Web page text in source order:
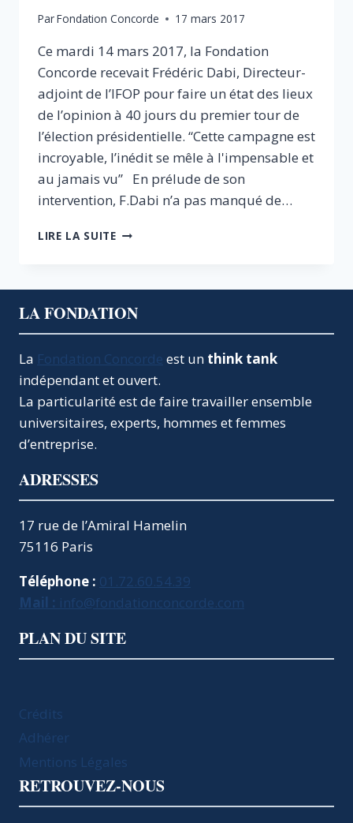
ParFondation Concorde 17 mars 2017
Ce mardi 14 mars 2017, la Fondation
Concorde recevait Frédéric Dabi, Directeur-
adjoint de l’IFOP pour faire un état des lieux
de l’opinion à 40 jours du premier tour de
l’élection présidentielle. “Cette campagne est
incroyable, l’inédit se mêle à l'impensable et
au jamais vu” En prélude de son
intervention, F.Dabi n’a pas manqué de…
LIRE LA SUITEL’ETAT
JOURS
DU
TOUR
LA FONDATION
La Fondation Concorde est un think tank
indépendant et ouvert.
La particularité est de faire travailler ensemble
universitaires, experts, hommes et femmes
d’entreprise.
ADRESSES
17 rue de l’Amiral Hamelin
75116 Paris
Téléphone : 01.72.60.54.39
Mail : info@fondationconcorde.com
PLAN DU SITE
Crédits
Adhérer
Mentions Légales
RETROUVEZ-NOUS